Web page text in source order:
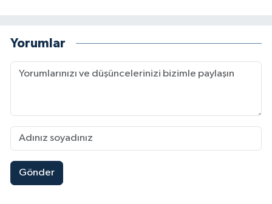
Yorumlar
Gönder